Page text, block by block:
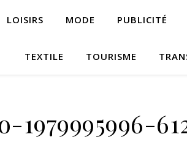
LOISIRS MODE PUBLICITÉ
TEXTILE TOURISME